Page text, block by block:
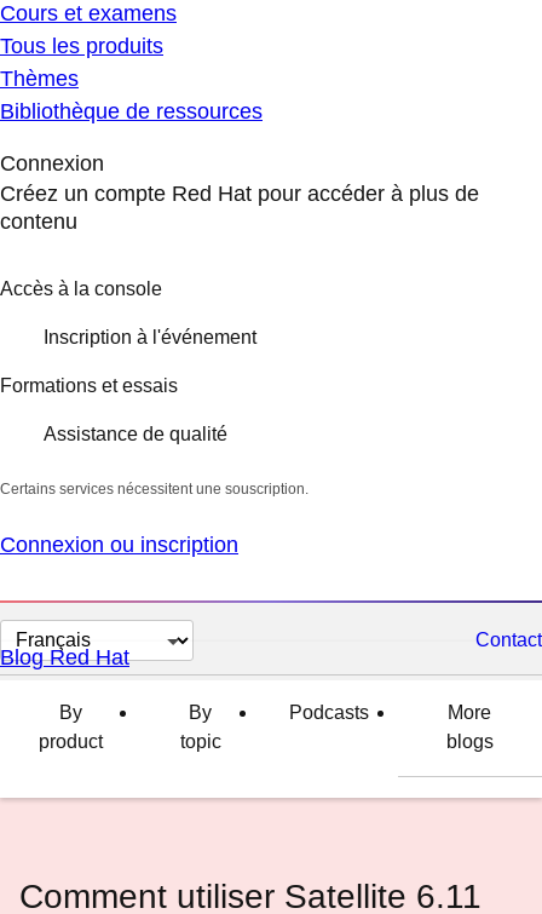
Cours et examens
Tous les produits
Thèmes
Bibliothèque de ressources
Connexion
Créez un compte Red Hat pour accéder à plus de
contenu
Accès à la console
Inscription à l'événement
Formations et essais
Assistance de qualité
Certains services nécessitent une souscription.
Connexion ou inscription
Changer
la
langue
Contact
Blog Red Hat
By
product
By
topic
Podcasts
More
blogs
Comment utiliser Satellite 6.11